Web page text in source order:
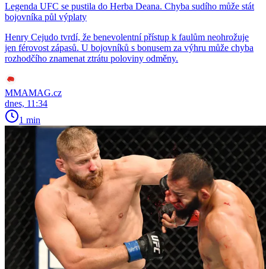
Legenda UFC se pustila do Herba Deana. Chyba sudího může stát
bojovníka půl výplaty
Henry Cejudo tvrdí, že benevolentní přístup k faulům neohrožuje
jen férovost zápasů. U bojovníků s bonusem za výhru může chyba
rozhodčího znamenat ztrátu poloviny odměny.
MMAMAG.cz
dnes, 11:34
1 min